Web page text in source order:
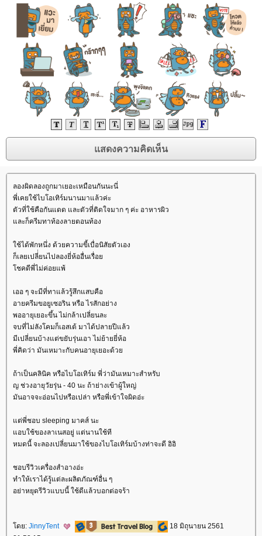
ลองผิดลองถูกมาเยอะเหมือนกันนะนี่
พี่เคยใช้ไบโอเทิร์มนานมาแล้วค่ะ
ตัวที่ใช้คือกันแดด และตัวที่ติดใจมาก ๆ ค่ะ อาหารผิว
ละก็ครีมทาท้องลายตอนท้อง
ช้ได้พักหนึ่ง ด้วยความขี้เบื่อนิสัยตัวเอง
ก็เลยเปลี่่ยนไปลองยี่ห้ออื่นเรื่อ
ชคดีพี่ไม่ค่อยแพ้
เออ ๆ จะมีที่ทาแล้วรู้สึกแสบคือ
อายครีมขอยูเซอริน หรือ ไรสักอย่าง
พออายุเยอะขึ้น ไม่กล้าเปลี่ยนละ
จบที่ไม่ลังโคมก็เอสเต้ มาได้ปลายปีแล้ว
มีเปลี่ยนบ้างแต่ขยับรุ่นเอา ไม่ย้ายยี่ห้อ
พี่คิดว่า มันเหมาะกับคนอายุเยอะด้ว
ถ้าเป็นคลินิค หรือไบโอเทิร์ม พี่ว่ามันเหมาะสำหรับ
ญ ช่วงอายุวัยรุ่น - 40 นะ ถ้าย่างเข้าผู้ใหญ่
มันอาจจะอ่อนไปหรือเปล่า หรือพี่เข้าใจผิดอ่ะ
ต่พี่ชอบ sleeping มาคส์ นะ
อบใช้ของลาเนสอยู่ แต่นานใช้ที
หมดนี้ จะลองเปลี่ยนมาใช้ของไบโอเทิร์มบ้างท่าจะดี อิอิ
ชอบรีวิวเครื่องสำอางอ่ะ
ทำให้เราได้รู้แต่ละผลิตภัณฑ์อื่น ๆ
อย่าหยุดรีวิวแบบนี้ ใช้ดีแล้วบอกต่อจร้า
ดย: JinnyTent
18 มิถุนายน 2561